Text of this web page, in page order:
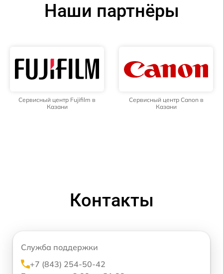
Наши партнёры
Сервисный центр Fujifilm в
Казани
Сервисный центр Canon в
Казани
Контакты
Служба поддержки
+7 (843) 254-50-42